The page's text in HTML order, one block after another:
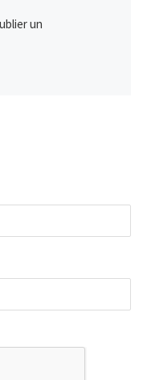
un